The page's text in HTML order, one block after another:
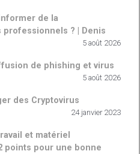
de la
? | Denis
5 août 2026
de phishing et virus
5 août 2026
des Cryptovirus
24 janvier 2023
et matériel
points pour une bonne